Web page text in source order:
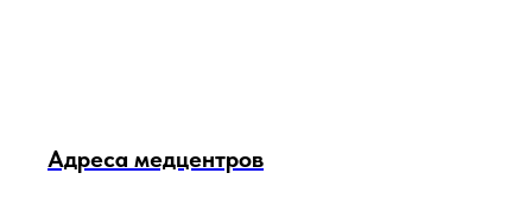
Адреса медцентров